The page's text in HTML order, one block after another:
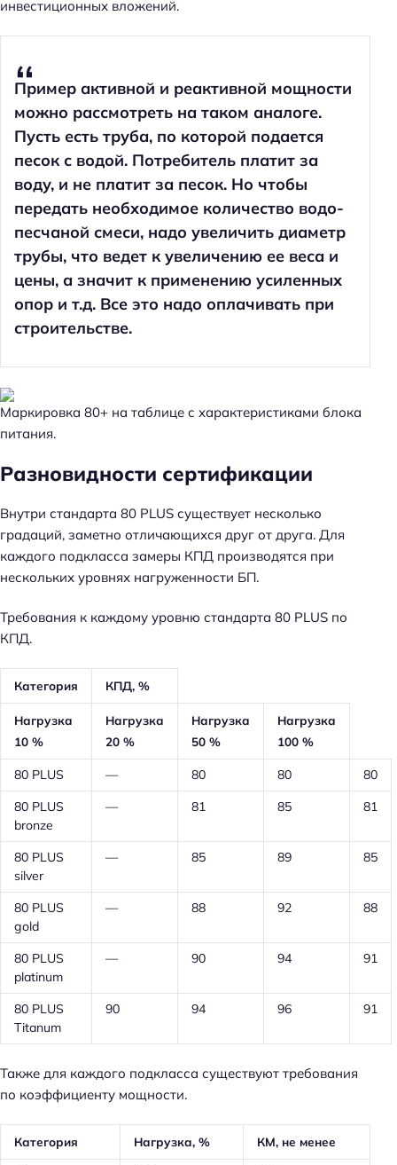
инвестиционных вложений.
Пример активной и реактивной мощности
можно рассмотреть на таком аналоге.
Пусть есть труба, по которой подается
песок с водой. Потребитель платит за
воду, и не платит за песок. Но чтобы
передать необходимое количество водо-
песчаной смеси, надо увеличить диаметр
трубы, что ведет к увеличению ее веса и
цены, а значит к применению усиленных
опор и т.д. Все это надо оплачивать при
строительстве.
Маркировка 80+ на таблице с характеристиками блока
питания.
Разновидности сертификации
Внутри стандарта 80 PLUS существует несколько
градаций, заметно отличающихся друг от друга. Для
каждого подкласса замеры КПД производятся при
нескольких уровнях нагруженности БП.
Требования к каждому уровню стандарта 80 PLUS по
КПД.
Категория КПД, %
Нагрузка
10 %
Нагрузка
20 %
Нагрузка
50 %
Нагрузка
100 %
80 PLUS — 80 80
80
80 PLUS
bronze
— 81 85 81
80 PLUS
silver
— 85 89 85
80 PLUS
gold
— 88 92 88
80 PLUS
platinum
— 90 94 91
80 PLUS
Titanum
90 94 96 91
Также для каждого подкласса существуют требования
по коэффициенту мощности.
Категория Нагрузка, % КМ, не менее